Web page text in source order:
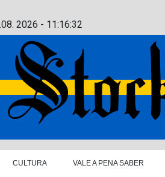
2026 - 11:16:33
CULTURA VALE A PENA SABER